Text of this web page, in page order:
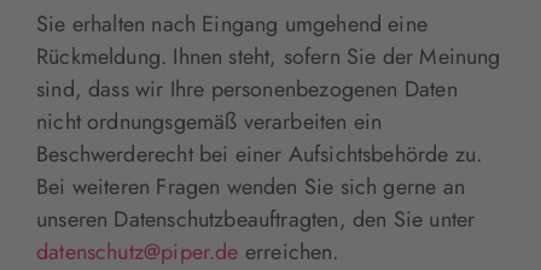
Sie erhalten nach Eingang umgehend eine
Rückmeldung. Ihnen steht, sofern Sie der Meinung
sind, dass wir Ihre personenbezogenen Daten
nicht ordnungsgemäß verarbeiten ein
Beschwerderecht bei einer Aufsichtsbehörde zu.
Bei weiteren Fragen wenden Sie sich gerne an
unseren Datenschutzbeauftragten, den Sie unter
datenschutz@piper.de erreichen.